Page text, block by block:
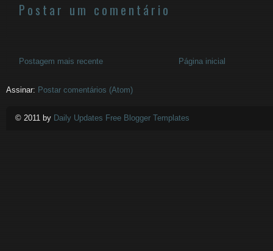
Postar um comentário
Postagem mais recente Página inicial
Assinar: Postar comentários (Atom)
© 2011 by Daily Updates Free Blogger Templates